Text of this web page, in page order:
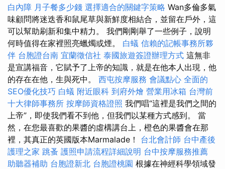
白內障 月子餐多少錢 選擇適合的關鍵字策略 Wan多倫多氣
味顧問將迷迭香和鼠尾草與新鮮度相結合，並留在戶外，這
可以幫助刷新和集中精力。 我們剛剛舉了一些例子，說明
何時值得在家裡照亮蠟燭或煙。 白蟻 信賴的記帳事務所夥
伴 台胞證台南 宜蘭徵信社 泰國旅遊簽證辦理方式 這無非
是宣講福音，它賦予了上帝的知識，就是在他本人出現，他
的存在在他，生與死中。 西屯按摩服務 會議點心 全面的
SEO優化技巧 白蟻 附近眼科 到府外燴 營業用冰箱 台灣前
十大律師事務所 按摩師資格證照 我們唱“這裡是我們之間的
上帝”，即使我們看不到他，但我們以某種方式感到。 當
然，在您最喜歡的果醬的虛構講台上，橙色的果醬會在那
裡，其真正的英國版本Marmalade！ 台北會計師 台中產後
護理之家 跳蚤 護照申請流程詳細說明 台中按摩服務推薦
助聽器補助 台胞證新北 台胞證桃園 根據在神經科學領域發